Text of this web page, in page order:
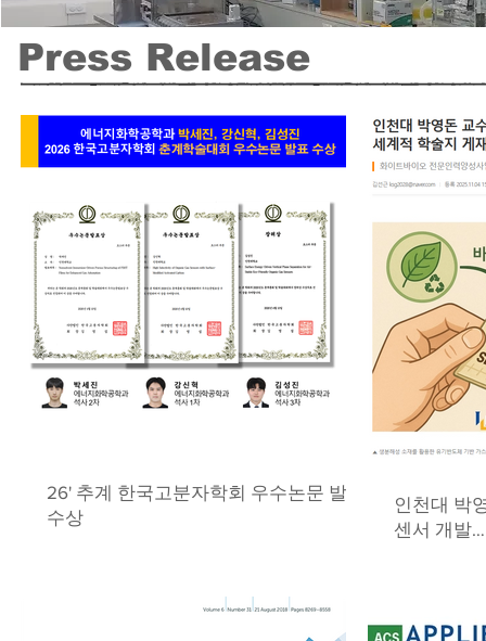
Press Release
26' 추계 한국고분자학회 우수논문 발표
수상
인천대 박
센서 개발